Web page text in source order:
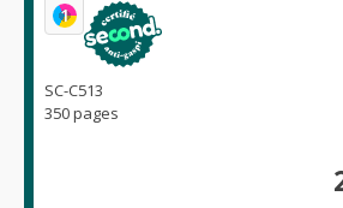
1
SC-C513
350 pages